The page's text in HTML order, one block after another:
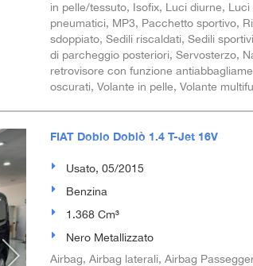
in pelle/tessuto, Isofix, Luci diurne,
pneumatici, MP3, Pacchetto sportivo,
sdoppiato, Sedili riscaldati, Sedili
di parcheggio posteriori, Servosterzo,
retrovisore con funzione
oscurati, Volante in pelle, Volante
FIAT Doblo Doblò 1.4 T-Jet 16V
Usato, 05/2015
Benzina
1.368 Cm³
Nero Metallizzato
Airbag, Airbag laterali, Airbag